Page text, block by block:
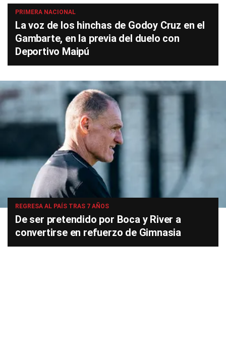
PRIMERA NACIONAL
La voz de los hinchas de Godoy Cruz en el
Gambarte, en la previa del duelo con
Deportivo Maipú
REGRESA AL PAÍS TRAS 7 AÑOS
De ser pretendido por Boca y River a
convertirse en refuerzo de Gimnasia